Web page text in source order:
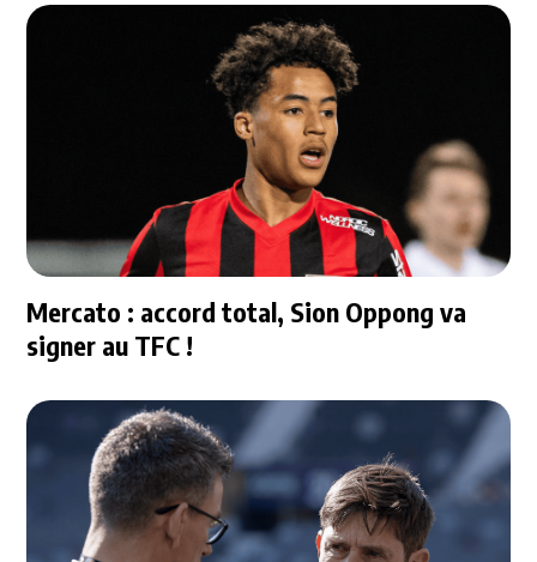
Mercato : accord total, Sion Oppong va
signer au TFC !